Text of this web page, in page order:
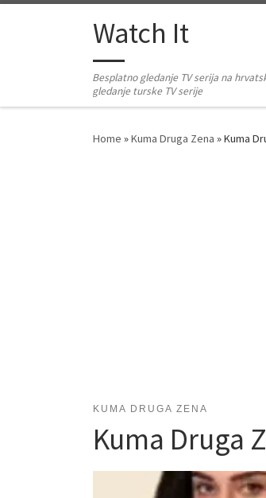
Skip to contentWatch It
Besplatno gledanje TV serija na
gledanje turske TV serije
Home »Kuma Druga Zena »Kuma
KUMA DRUGA ZENA
Kuma Druga